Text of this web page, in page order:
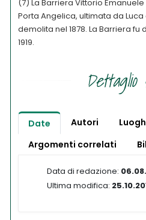
(7) La Barriera Vittorio
Porta Angelica, ultimata da Luca
demolita nel 1878. La Barriera
1919.
Dettaglio
Date Autori
Argomenti correlati
Data di redazione:
Ultima modifica: